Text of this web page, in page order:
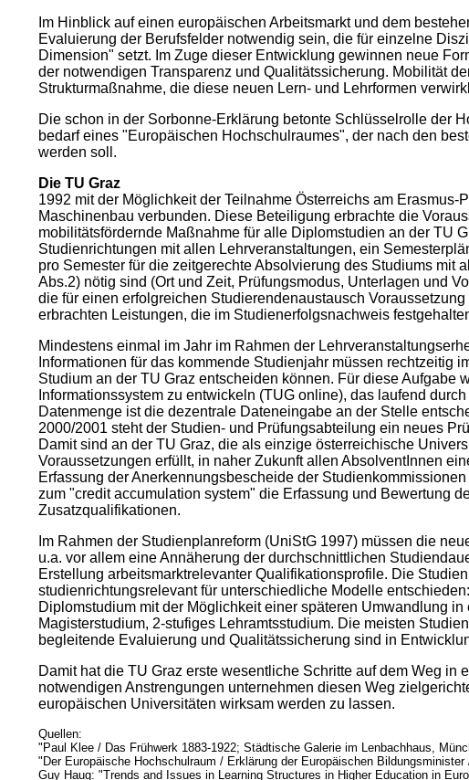
Im Hinblick auf einen europäischen Arbeitsmarkt und dem
Evaluierung der Berufsfelder notwendig sein, die für einzelne
Dimension" setzt. Im Zuge dieser Entwicklung gewinnen neue
der notwendigen Transparenz und Qualitätssicherung. Mobilität
Strukturmaßnahme, die diese neuen Lern- und Lehrformen
Die schon in der Sorbonne-Erklärung betonte Schlüsselrolle der
bedarf eines "Europäischen Hochschulraumes", der nach den
werden soll.
Die TU Graz
1992 mit der Möglichkeit der Teilnahme Österreichs am
Maschinenbau verbunden. Diese Beteiligung erbrachte die
mobilitätsfördernde Maßnahme für alle Diplomstudien an der TU
Studienrichtungen mit allen Lehrveranstaltungen, ein
pro Semester für die zeitgerechte Absolvierung des Studiums mit
Abs.2) nötig sind (Ort und Zeit, Prüfungsmodus, Unterlagen und
die für einen erfolgreichen Studierendenaustausch
erbrachten Leistungen, die im Studienerfolgsnachweis
Mindestens einmal im Jahr im Rahmen der
Informationen für das kommende Studienjahr müssen rechtzeitig
Studium an der TU Graz entscheiden können. Für diese Aufgabe
Informationssystem zu entwickeln (TUG online), das laufend
Datenmenge ist die dezentrale Dateneingabe an der Stelle
2000/2001 steht der Studien- und Prüfungsabteilung ein neues
Damit sind an der TU Graz, die als einzige österreichische
Voraussetzungen erfüllt, in naher Zukunft allen AbsolventInnen
Erfassung der Anerkennungsbescheide der
zum "credit accumulation system" die Erfassung und Bewertung
Zusatzqualifikationen.
Im Rahmen der Studienplanreform (UniStG 1997) müssen die
u.a. vor allem eine Annäherung der durchschnittlichen
Erstellung arbeitsmarktrelevanter Qualifikationsprofile. Die
studienrichtungsrelevant für unterschiedliche Modelle
Diplomstudium mit der Möglichkeit einer späteren Umwandlung
Magisterstudium, 2-stufiges Lehramtsstudium. Die meisten
begleitende Evaluierung und Qualitätssicherung sind in
Damit hat die TU Graz erste wesentliche Schritte auf dem Weg
notwendigen Anstrengungen unternehmen diesen Weg
europäischen Universitäten wirksam werden zu lassen.
Quellen:
"Paul Klee / Das Frühwerk 1883-1922; Städtische Galerie im Lenbachhaus,
"Der Europäische Hochschulraum / Erklärung der Europäischen
Guy Haug: "Trends and Issues in Learning Structures in Higher Education in